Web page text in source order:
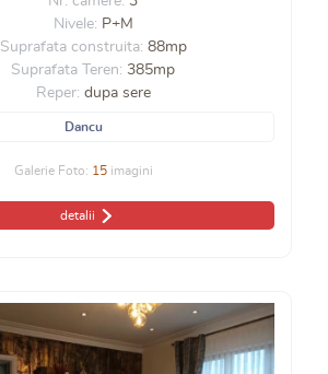
Nivele: P+M
Suprafata construita: 88mp
Suprafata Teren: 385mp
Reper: dupa sere
Dancu
Galerie Foto: 15imagini
detalii